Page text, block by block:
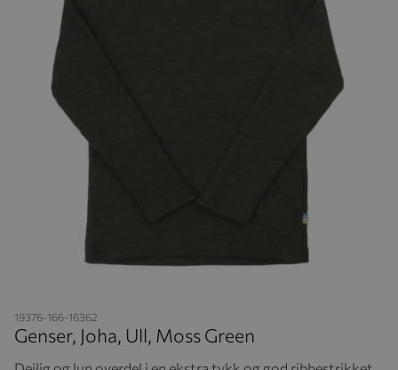
19376-166-16362
Genser, Joha, Ull, Moss Green